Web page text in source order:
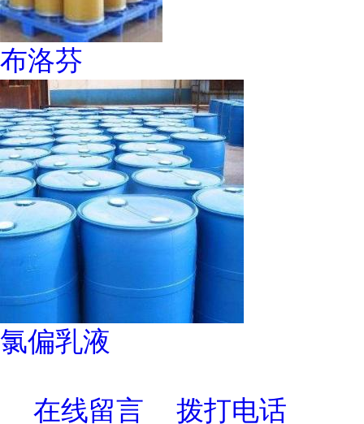
布洛芬
氯偏乳液
在线留言 拨打电话